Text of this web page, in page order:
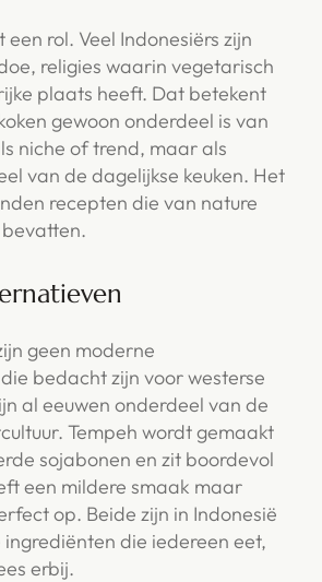
rol. Veel Indonesiërs zijn
religies waarin vegetarisch
plaats heeft. Dat betekent
gewoon onderdeel is van
niche of trend, maar als
van de dagelijkse keuken. Het
recepten die van nature
geen moderne
bedacht zijn voor westerse
al eeuwen onderdeel van de
Tempeh wordt gemaakt
sojabonen en zit boordevol
een mildere smaak maar
op. Beide zijn in Indonesië
die iedereen eet,
erbij.